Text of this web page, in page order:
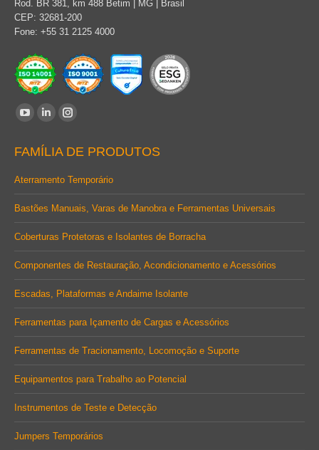
Rod. BR 381, km 488 Betim | MG | Brasil
CEP: 32681-200
Fone: +55 31 2125 4000
Encontre-nos em:
opens
in
window
Linkedin
opens
in
window
Instagram
opens
in
window
FAMÍLIA DE PRODUTOS
Aterramento Temporário
Bastões Manuais, Varas de Manobra e Ferramentas Universais
Coberturas Protetoras e Isolantes de Borracha
Componentes de Restauração, Acondicionamento e Acessórios
Escadas, Plataformas e Andaime Isolante
Ferramentas para Içamento de Cargas e Acessórios
Ferramentas de Tracionamento, Locomoção e Suporte
Equipamentos para Trabalho ao Potencial
Instrumentos de Teste e Detecção
Jumpers Temporários